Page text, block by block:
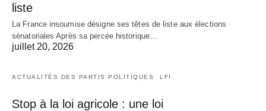
liste
La France insoumise désigne ses têtes de liste aux élections
sénatoriales Après sa percée historique…
juillet 20, 2026
ACTUALITÉS DES PARTIS POLITIQUES LFI
Stop à la loi agricole : une loi